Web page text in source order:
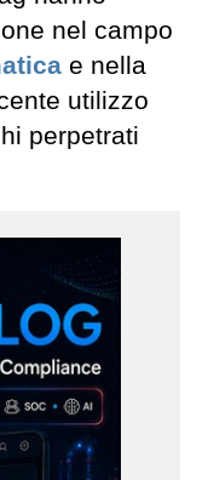
nel campo
e nella
utilizzo
perpetrati